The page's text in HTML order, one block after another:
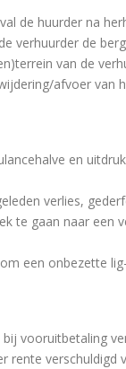
de huurder na
verhuurder de
van de
afvoer van
en
verlies,
te gaan naar een
een onbezette
vooruitbetaling
rente verschuldigd